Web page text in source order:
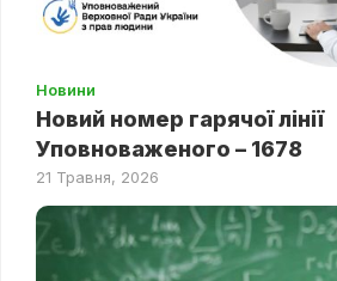
Новини
Новий номер гарячої лінії
Уповноваженого – 1678
21 Травня, 2026